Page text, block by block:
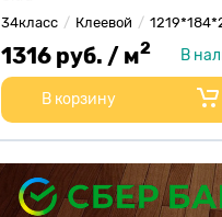
34класс
Клеевой
1316 руб. / м2 В
В корзину